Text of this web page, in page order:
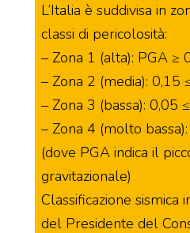
L’Italia è suddivisa in
classi di pericolosità:
– Zona 1 (alta): PGA ≥
– Zona 2 (media): 0,15
– Zona 3 (bassa): 0,05
– Zona 4 (molto
(dove PGA indica il
gravitazionale)
Classificazione sismica
del Presidente del